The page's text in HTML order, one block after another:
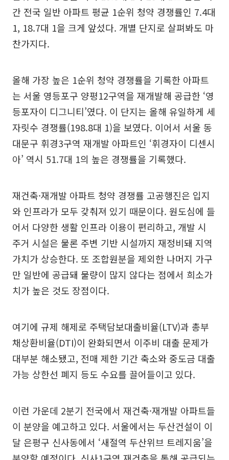
간 전국 일반 아파트 평균 1순위 청약 경쟁률인 7.4대
1, 18.7대 1을 크게 앞섰다. 개별 단지로 살펴봐도 마
찬가지다.
올해 가장 높은 1순위 청약 경쟁률을 기록한 아파트
는 서울 영등포구 양평12구역을 재개발해 공급한 ‘영
등포자이 디그니티’였다. 이 단지는 올해 유일하게 세
자릿수 경쟁률(198.8대 1)을 보였다. 이어서 서울 동
대문구 휘경3구역 재개발 아파트인 ‘휘경자이 디센시
아’ 역시 51.7대 1의 높은 경쟁률을 기록했다.
재건축·재개발 아파트 청약 경쟁률 고공행진은 입지
와 인프라가 모두 갖춰져 있기 때문이다. 원도심에 들
어서 다양한 생활 인프라 이용이 편리하고, 개발 시
주거 시설은 물론 주변 기반 시설까지 재정비돼 지역
가치가 상승한다. 또 조합원분을 제외한 나머지 가구
만 일반에 공급돼 물량이 많지 않다는 점에서 희소가
치가 높은 것도 장점이다.
여기에 규제 해제로 주택담보대출비율(LTV)과 총부
채상환비율(DTI)이 완화되면서 이주비 대출 문제가
대부분 해소됐고, 전매 제한 기간 축소와 중도금 대출
가능 상한선 폐지 등도 수요를 끌어들이고 있다.
이런 가운데 2분기 전국에서 재건축·재개발 아파트들
이 분양을 예고하고 있다. 서울에서는 두산건설이 이
달 은평구 신사동에서 ‘새절역 두산위브 트레지움’을